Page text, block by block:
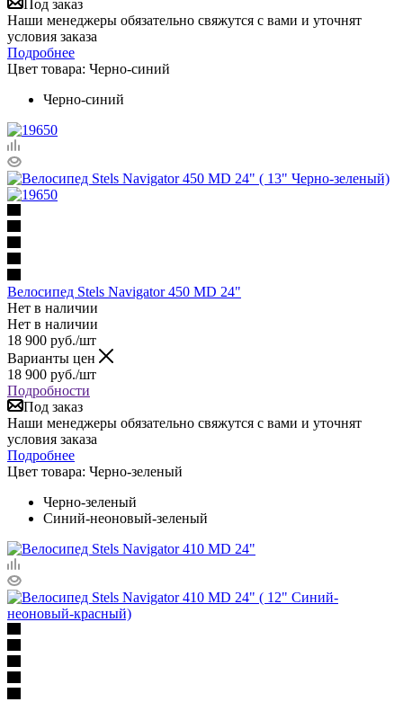
Под заказ
Наши менеджеры обязательно свяжутся с вами и уточнят
условия заказа
Подробнее
Цвет товара: Черно-синий
Черно-синий
Велосипед Stels Navigator 450 MD 24"
Нет в наличии
Нет в наличии
18 900 руб./шт
Варианты цен
18 900 руб./шт
Подробности
Под заказ
Наши менеджеры обязательно свяжутся с вами и уточнят
условия заказа
Подробнее
Цвет товара: Черно-зеленый
Черно-зеленый
Синий-неоновый-зеленый